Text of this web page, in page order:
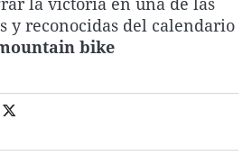
La rosa de los vientos
Gente viajera
Caso
Retornados
Extremadura
Galicia
Virales
Televisión
y reconocidas del calendario
bike